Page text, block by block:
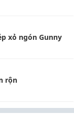
xỏ ngón Gunny
rộn